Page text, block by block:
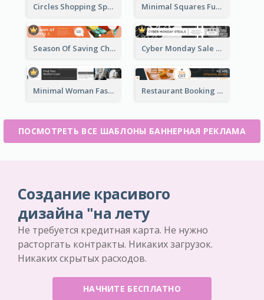
Circles Shopping Special Sale Leaderboard Minimal Squares Furniture Sale Leaderboard
Season Of Saving Christmas Leaderboard Cyber Monday Sale Announcement Leaderboard
Minimal Woman Fashion Promotion Leaderboard Restaurant Booking And Opening Leaderboard
ПОСМОТРЕТЬ ВСЕ ШАБЛОНЫ БАННЕРНАЯ РЕКЛАМА
Создание красивого
дизайна "на лету
Не требуется кредитная карта. Не нужно
расторгать контракты. Никаких загрузок.
Никаких скрытых расходов.
НАЧНИТЕ БЕСПЛАТНО